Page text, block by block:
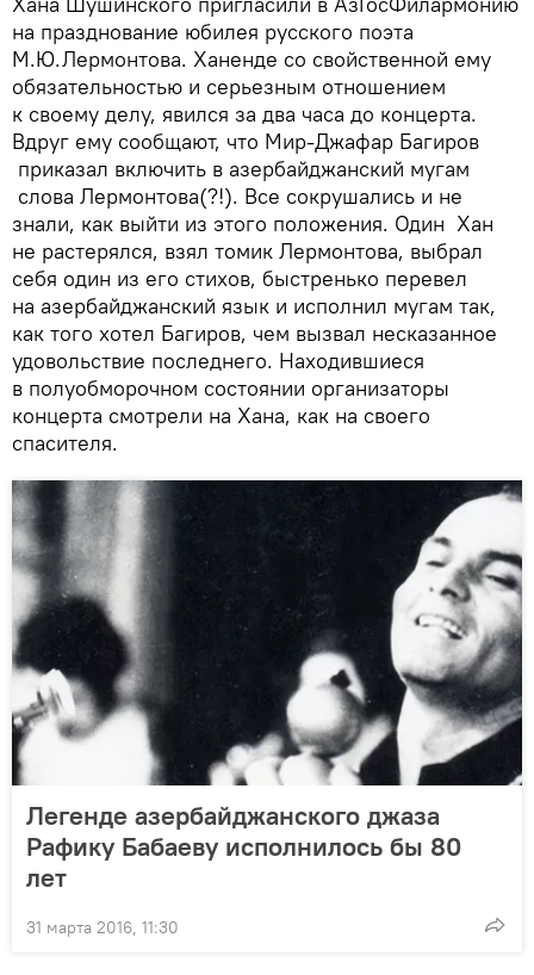
на празднование юбилея русского поэта
М.Ю.Лермонтова. Ханенде со свойственной ему
обязательностью и серьезным отношением
к своему делу, явился за два часа до концерта.
Вдруг ему сообщают, что Мир-Джафар Багиров
приказал включить в азербайджанский мугам
слова Лермонтова(?!). Все сокрушались и не
знали, как выйти из этого положения. Один Хан
не растерялся, взял томик Лермонтова, выбрал
себя один из его стихов, быстренько перевел
на азербайджанский язык и исполнил мугам так,
как того хотел Багиров, чем вызвал несказанное
удовольствие последнего. Находившиеся
в полуобморочном состоянии организаторы
концерта смотрели на Хана, как на своего
спасителя.
Легенде азербайджанского джаза
Рафику Бабаеву исполнилось бы 80
лет
31 марта 2016, 11:30